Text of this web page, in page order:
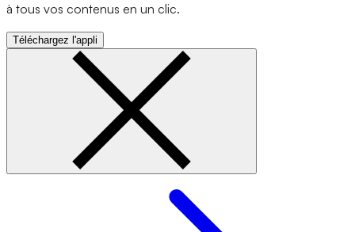
à tous vos contenus en un clic.
Téléchargez l'appli